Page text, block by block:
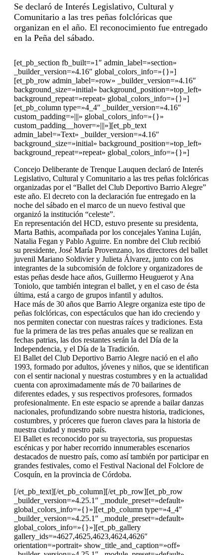
Se declaró de Interés Legislativo, Cultural y
Comunitario a las tres peñas folclóricas que
organizan en el año. El reconocimiento fue entregado
en la Peña del sábado.
[et_pb_section fb_built=»1″ admin_label=»section»
_builder_version=»4.16″ global_colors_info=»{}»]
[et_pb_row admin_label=»row» _builder_version=»4.16″
background_size=»initial» background_position=»top_left»
background_repeat=»repeat» global_colors_info=»{}»]
[et_pb_column type=»4_4″ _builder_version=»4.16″
custom_padding=»|||» global_colors_info=»{}»
custom_padding__hover=»|||»][et_pb_text
admin_label=»Text» _builder_version=»4.16″
background_size=»initial» background_position=»top_left»
background_repeat=»repeat» global_colors_info=»{}»]
Concejo Deliberante de Trenque Lauquen declaró de Interés
Legislativo, Cultural y Comunitario a las tres peñas folclóricas
organizadas por el “Ballet del Club Deportivo Barrio Alegre”
este año. El decreto con la declaración fue entregado en la
noche del sábado en el marco de un nuevo festival que
organizó la institución “celeste”.
En representación del HCD, estuvo presente su presidenta,
Marta Bathis, acompañada por los concejales Yanina Luján,
Natalia Fegan y Pablo Aguirre. En nombre del Club recibió
su presidente, José María Provenzano, los directores del ballet
juvenil Mariano Soldivier y Julieta Álvarez, junto con los
integrantes de la subcomisión de folclore y organizadores de
estas peñas desde hace años, Guillermo Heuguerot y Ana
Toniolo, que también integran el ballet, y en el caso de ésta
última, está a cargo de grupos infantil y adultos.
Hace más de 30 años que Barrio Alegre organiza este tipo de
peñas folclóricas, con espectáculos que han ido creciendo y
nos permiten conectar con nuestras raíces y tradiciones. Esta
fue la primera de las tres peñas anuales que se realizan en
fechas patrias, las dos restantes serán la del Día de la
Independencia, y el Día de la Tradición.
El Ballet del Club Deportivo Barrio Alegre nació en el año
1993, formado por adultos, jóvenes y niños, que se identifican
con el sentir nacional y nuestras costumbres y en la actualidad
cuenta con aproximadamente más de 70 bailarines de
diferentes edades, y sus respectivos profesores, formados
profesionalmente. En este espacio se aprende a bailar danzas
nacionales, profundizando sobre nuestra historia, tradiciones,
costumbres, y próceres que fueron claves para la historia de
nuestra ciudad y nuestro país.
El Ballet es reconocido por su trayectoria, sus propuestas
escénicas y por haber recorrido innumerables escenarios
destacados de nuestro país, como así también por participar en
grandes festivales, como el Festival Nacional del Folclore de
Cosquín, en la provincia de Córdoba.
[/et_pb_text][/et_pb_column][/et_pb_row][et_pb_row
_builder_version=»4.25.1″ _module_preset=»default»
global_colors_info=»{}»][et_pb_column type=»4_4″
_builder_version=»4.25.1″ _module_preset=»default»
global_colors_info=»{}»][et_pb_gallery
gallery_ids=»4627,4625,4623,4624,4626″
orientation=»portrait» show_title_and_caption=»off»